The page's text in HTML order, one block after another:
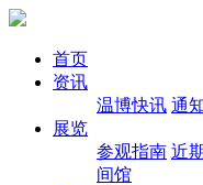
首页
资讯
温博快讯 通
展览
参观指南 近
间馆